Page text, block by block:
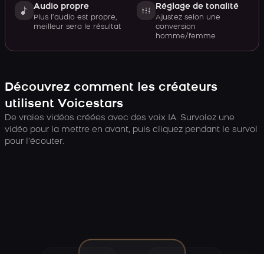
Audio propre
Plus l’audio est propre,
meilleur sera le résultat
Réglage de tonalité
Ajustez selon une
conversion
homme/femme
Découvrez comment les créateurs
utilisent Voicestars
De vraies vidéos créées avec des voix IA. Survolez une
vidéo pour la mettre en avant, puis cliquez pendant le survol
pour l’écouter.